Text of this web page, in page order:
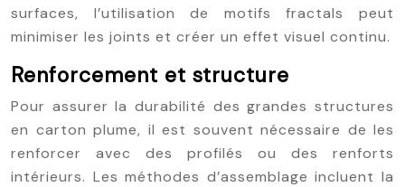
surfaces, l’utilisation de motifs fractals peut
minimiser les joints et créer un effet visuel continu.
Renforcement et structure
Pour assurer la durabilité des grandes structures
en carton plume, il est souvent nécessaire de les
renforcer avec des profilés ou des renforts
intérieurs. Les méthodes d’assemblage incluent la